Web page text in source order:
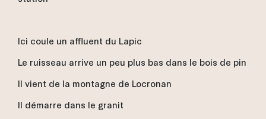
Ici coule un affluent du Lapic
Le ruisseau arrive un peu plus bas dans le bois de pin
Il vient de la montagne de Locronan
Il démarre dans le granit